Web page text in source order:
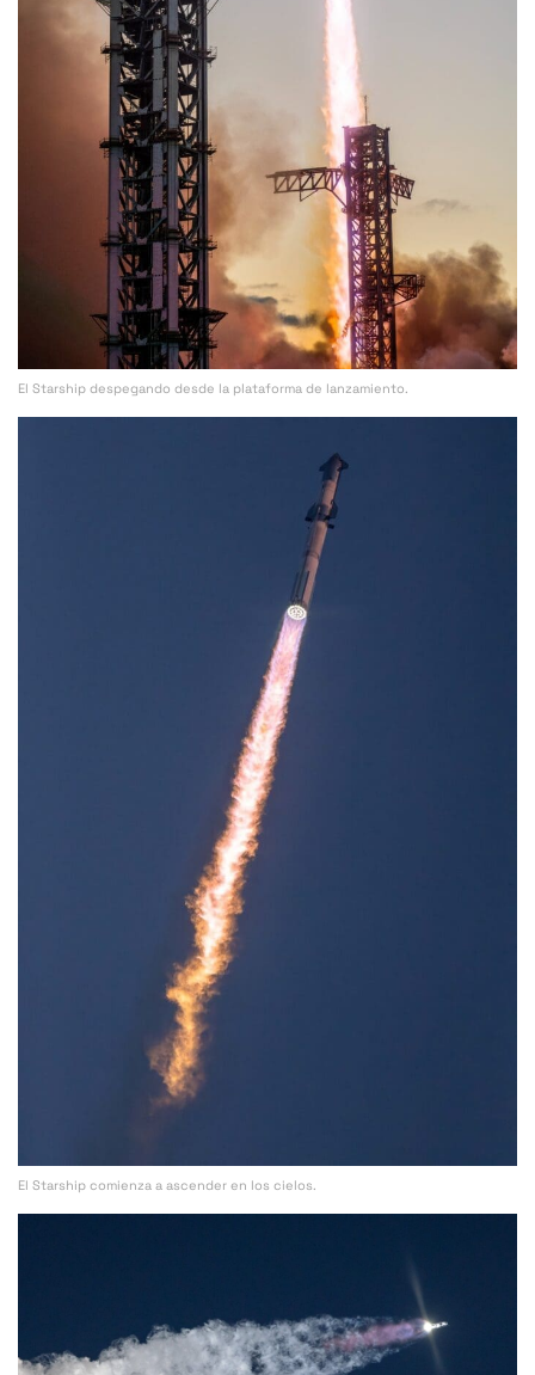
El Starship despegando desde la plataforma de lanzamiento.
El Starship comienza a ascender en los cielos.